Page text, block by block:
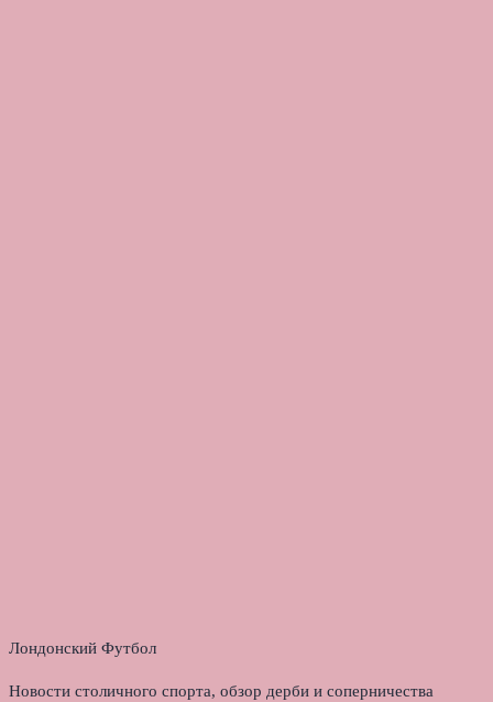
Лондонский Футбол
Новости столичного спорта, обзор дерби и соперничества